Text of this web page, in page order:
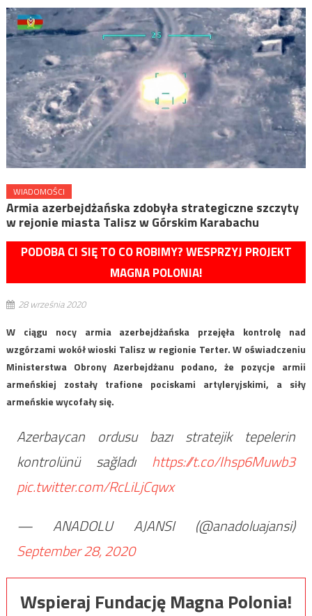
WIADOMOŚCI
Armia azerbejdżańska zdobyła strategiczne szczyty
w rejonie miasta Talisz w Górskim Karabachu
PODOBA CI SIĘ TO CO ROBIMY? WESPRZYJ PROJEKT
MAGNA POLONIA!
28 września 2020
W ciągu nocy armia azerbejdżańska przejęła kontrolę nad
wzgórzami wokół wioski Talisz w regionie Terter. W oświadczeniu
Ministerstwa Obrony Azerbejdżanu podano, że pozycje armii
armeńskiej zostały trafione pociskami artyleryjskimi, a siły
armeńskie wycofały się.
Azerbaycan ordusu bazı stratejik tepelerin
kontrolünü sağladı https://t.co/Ihsp6Muwb3
pic.twitter.com/RcLiLjCqwx
— ANADOLU AJANSI (@anadoluajansi)
September 28, 2020
Wspieraj Fundację Magna Polonia!